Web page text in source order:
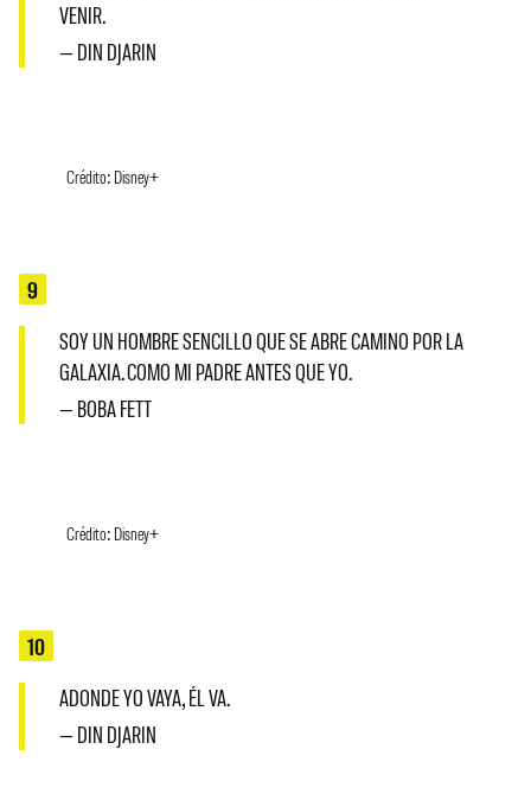
VENIR.
— DIN DJARIN
Crédito: Disney+
9
SOY UN HOMBRE SENCILLO QUE SE ABRE CAMINO POR LA
GALAXIA. COMO MI PADRE ANTES QUE YO.
— BOBA FETT
Crédito: Disney+
10
ADONDE YO VAYA, ÉL VA.
— DIN DJARIN